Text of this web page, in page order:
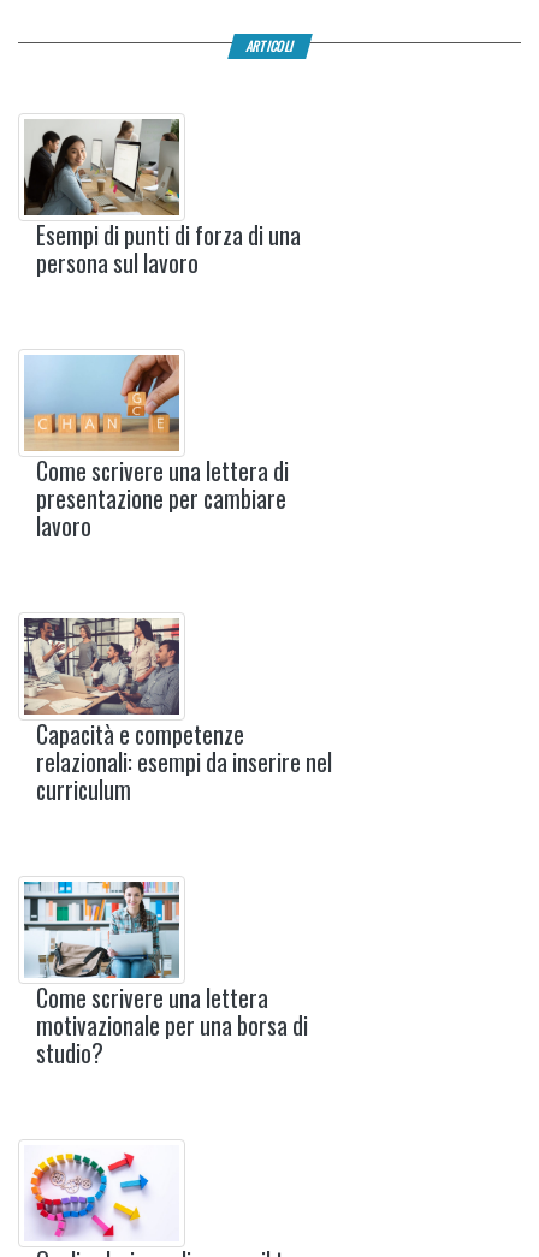
ARTICOLI
Esempi di punti di forza di una
persona sul lavoro
Come scrivere una lettera di
presentazione per cambiare
lavoro
Capacità e competenze
relazionali: esempi da inserire nel
curriculum
Come scrivere una lettera
motivazionale per una borsa di
studio?